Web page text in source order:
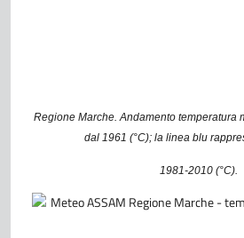
Regione Marche. Andamento temperatura
dal 1961 (°C); la linea blu
1981-2010 (°C).